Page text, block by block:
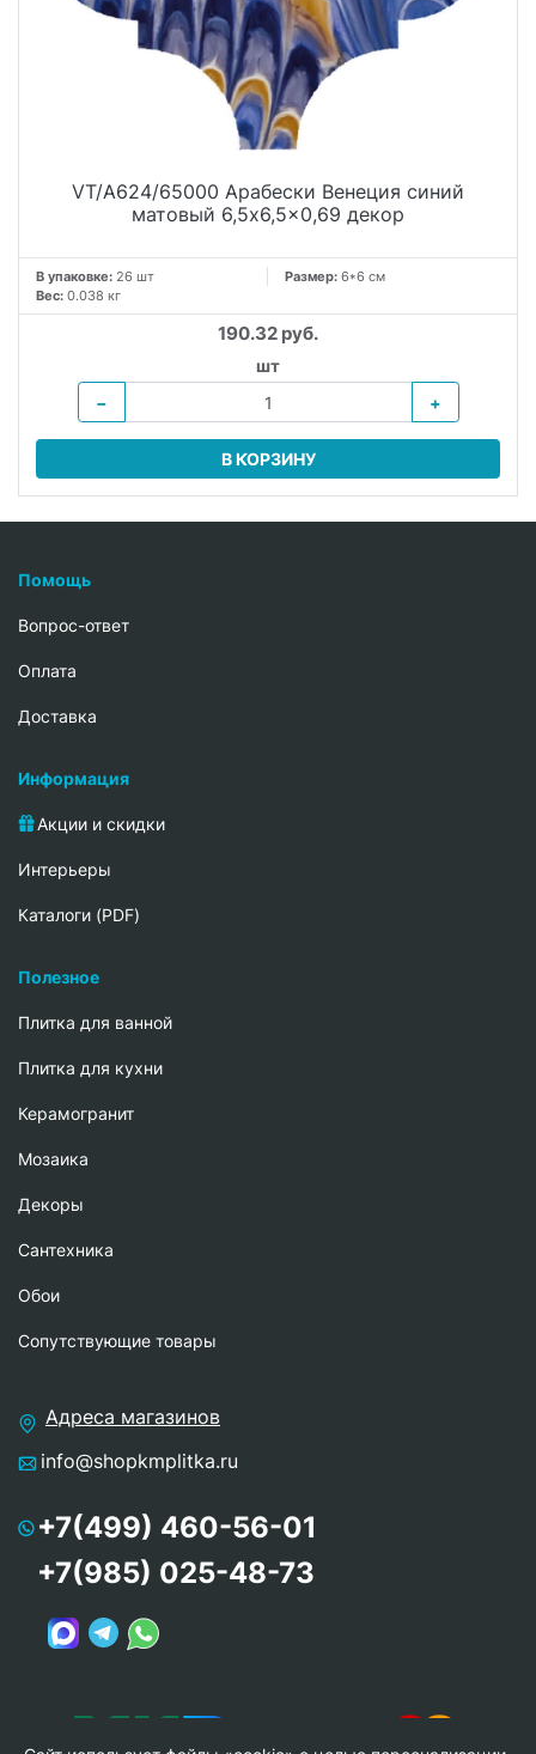
VT/A624/65000 Арабески Венеция синий
матовый 6,5x6,5x0,69 декор
В упаковке: 26 шт Размер: 6*6 см
Вес: 0.038 кг
190.32 руб.
шт
−
+
В КОРЗИНУ
Помощь
Вопрос-ответ
Oплата
Доставка
Информация
Акции и скидки
Интерьеры
Каталоги (PDF)
Полезное
Плитка для ванной
Плитка для кухни
Керамогранит
Мозаика
Декоры
Сантехника
Обои
Сопутствующие товары
Адреса магазинов
info@shopkmplitka.ru
+7(499) 460-56-01
+7(985) 025-48-73